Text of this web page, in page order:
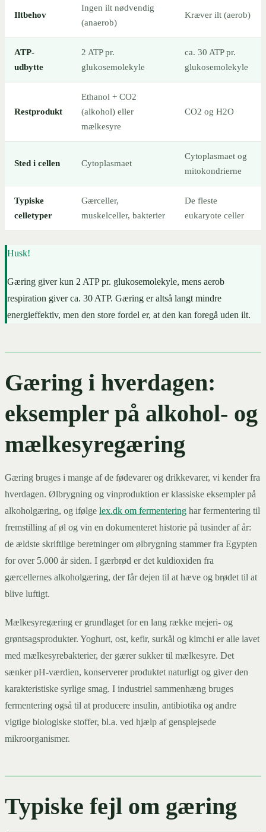
Iltbehov
Ingen ilt nødvendig
(anaerob)
Kræver ilt (aerob)
ATP-
udbytte
2 ATP pr.
glukosemolekyle
ca. 30 ATP pr.
glukosemolekyle
Restprodukt
Ethanol + CO2
(alkohol) eller
mælkesyre
CO2 og H2O
Sted i cellen Cytoplasmaet
Cytoplasmaet og
mitokondrierne
Typiske
celletyper
Gærceller,
muskelceller, bakterier
De fleste
eukaryote celler
Husk!
Gæring giver kun 2 ATP pr. glukosemolekyle, mens aerob
respiration giver ca. 30 ATP. Gæring er altså langt mindre
energieffektiv, men den store fordel er, at den kan foregå uden ilt.
Gæring i hverdagen:
eksempler på alkohol- og
mælkesyregæring
Gæring bruges i mange af de fødevarer og drikkevarer, vi kender fra
hverdagen. Ølbrygning og vinproduktion er klassiske eksempler på
alkoholgæring, og ifølge lex.dk om fermentering har fermentering til
fremstilling af øl og vin en dokumenteret historie på tusinder af år:
de ældste skriftlige beretninger om ølbrygning stammer fra Egypten
for over 5.000 år siden. I gærbrød er det kuldioxiden fra
gærcellernes alkoholgæring, der får dejen til at hæve og brødet til at
blive luftigt.
Mælkesyregæring er grundlaget for en lang række mejeri- og
grøntsagsprodukter. Yoghurt, ost, kefir, surkål og kimchi er alle lavet
med mælkesyrebakterier, der gærer sukker til mælkesyre. Det
sænker pH-værdien, konserverer produktet naturligt og giver den
karakteristiske syrlige smag. I industriel sammenhæng bruges
fermentering også til at producere insulin, antibiotika og andre
vigtige biologiske stoffer, bl.a. ved hjælp af gensplejsede
mikroorganismer.
Typiske fejl om gæring